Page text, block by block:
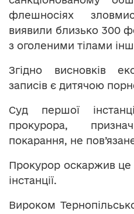
флешносіях
виявили близько 300
з оголеними тілами
Згідно висновків
записів є дитячою
Суд першої
прокурора,
покарання, не
Прокурор оскаржив це
інстанції.
Вироком